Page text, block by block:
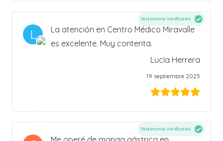
L
La atención en Centro Médico Miravalle
es excelente. Muy contenta.
Testimonio Verificado
Lucía Herrera
19 septiembre 2025
Testimonio Verificado